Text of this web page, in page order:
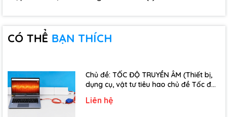
CÓ THỂ BẠN THÍCH
Chủ đề: TỐC ĐỘ TRUYỀN ÂM (Thiết bị,
dụng cụ, vật tư tiêu hao chủ đề Tốc độ
Liên hệ